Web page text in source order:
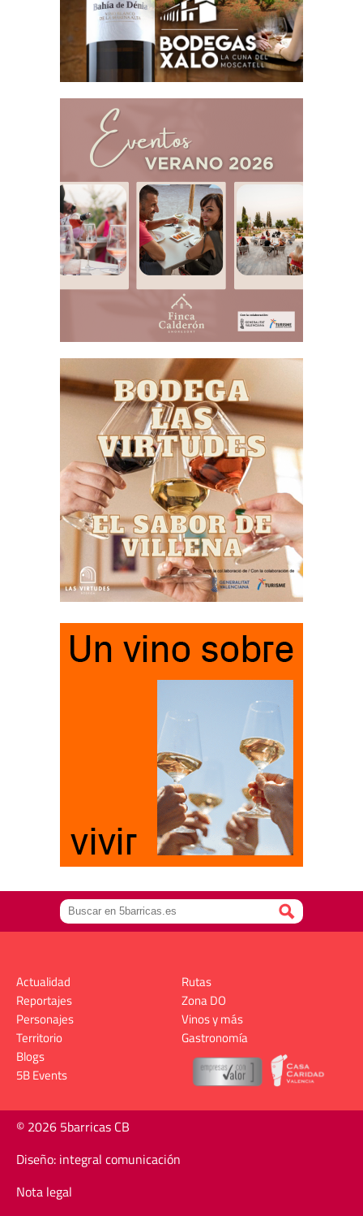
Actualidad
Reportajes
Personajes
Territorio
Rutas
Zona DO
Vinos y más
Gastronomía
Blogs
5B Events
© 2026 5barricas CB
Diseño: integral comunicación
Nota legal